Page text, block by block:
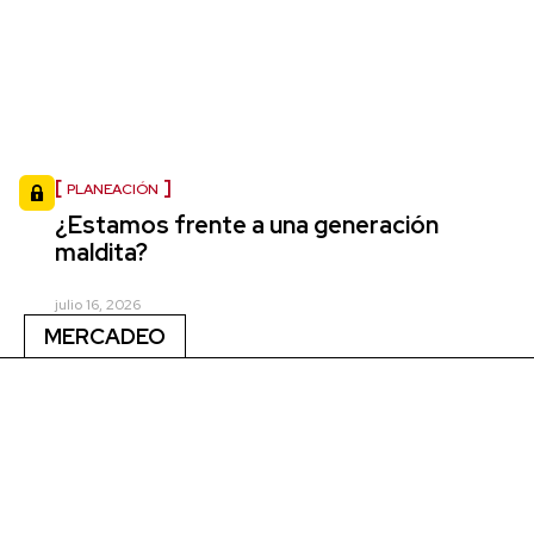
PLANEACIÓN
¿Estamos frente a una generación
maldita?
julio 16, 2026
MERCADEO